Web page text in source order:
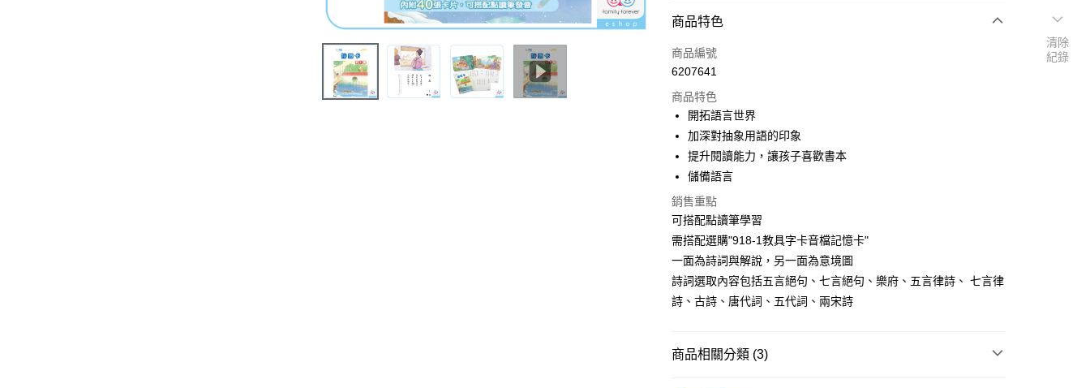
付款方式
信用卡一次付款
LINE Pay
Apple Pay
街口支付
悠遊付
ATM付款
每筆NT$60，滿NT$1,500(含以上)免運費
商品特色
商品編號
6207641
商品特色
開拓語言世界
加深對抽象用語的印象
提升閱讀能力，讓孩子喜歡書本
儲備語言
銷售重點
可搭配點讀筆學習
需搭配選購"918-1教具字卡音檔記憶卡"
一面為詩詞與解說，另一面為意境圖
詩詞選取內容包括五言絕句、七言絕句、樂府、五言律詩、 七言律
詩、古詩、唐代詞、五代詞、兩宋詩
商品相關分類 (3)
清除
紀錄